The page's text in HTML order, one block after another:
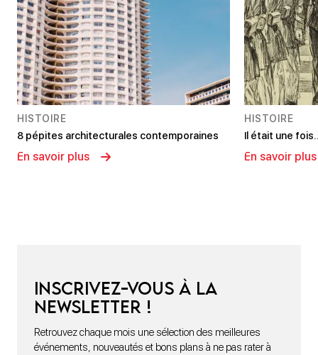
HISTOIRE
8 pépites architecturales contemporaines
En savoir plus
HISTOIRE
Il était une
En savoir plus
Inscrivez-vous à la
newsletter !
Retrouvez chaque mois une sélection des meilleures
événements, nouveautés et bons plans à ne pas rater à